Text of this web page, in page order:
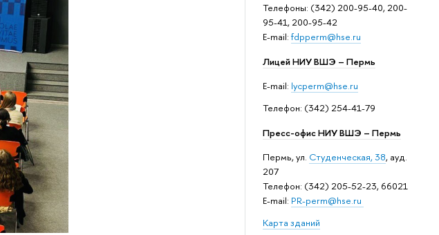
Телефоны: (342) 200-95-40, 200-
95-41, 200-95-42
E-mail: fdpperm@hse.ru
Лицей НИУ ВШЭ – Пермь
E-mail: lycperm@hse.ru
Телефон: (342) 254-41-79
Пресс-офис НИУ ВШЭ – Пермь
Пермь, ул. Студенческая, 38, ауд.
207
Телефон: (342) 205-52-23, 66021
E-mail: PR-perm@hse.ru
Карта зданий